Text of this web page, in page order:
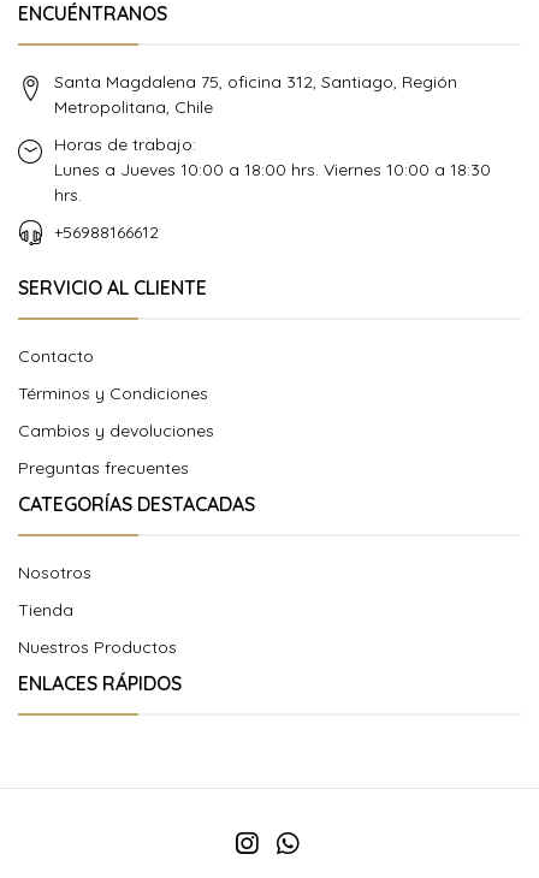
ENCUÉNTRANOS
Santa Magdalena 75, oficina 312, Santiago, Región
Metropolitana, Chile
Horas de trabajo:
Lunes a Jueves 10:00 a 18:00 hrs. Viernes 10:00 a 18:30
hrs.
+56988166612
SERVICIO AL CLIENTE
Contacto
Términos y Condiciones
Cambios y devoluciones
Preguntas frecuentes
CATEGORÍAS DESTACADAS
Nosotros
Tienda
Nuestros Productos
ENLACES RÁPIDOS